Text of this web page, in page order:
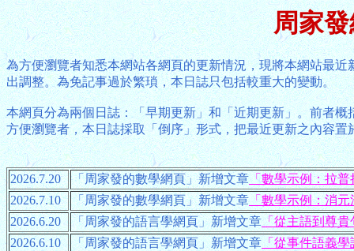
周家
為方便瀏覽者知悉本網站各網頁的更新情況，現將本網站最
出調整。為免記事過於繁瑣，本日誌只包括較重大的變動。
本網頁分為兩個日誌：「早期更新」和「近期更新」。前者
方便瀏覽者，本日誌採取「倒序」形式，把最近更新之內容置
2026.7.20 「周家發的數學網頁」新增文章「數學示例：拉普
2026.7.10
「周家發的數學網頁」新增文章「數學示例：消元
2026.6.20
「周家發的語言學網頁」新增文章「從主語到尊貴
2026.6.10
「周家發的語言學網頁」新增文章「從事件語義學